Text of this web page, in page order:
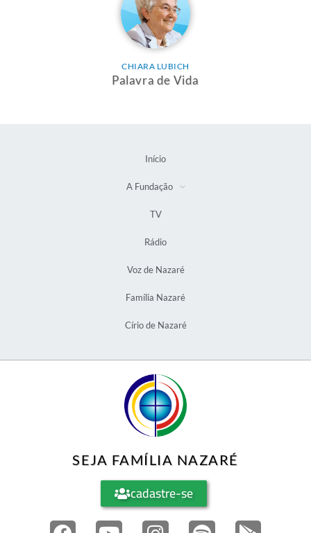
CHIARA LUBICH
Palavra de Vida
Início
A Fundação
TV
Rádio
Voz de Nazaré
Família Nazaré
Círio de Nazaré
SEJA FAMÍLIA NAZARÉ
cadastre-se